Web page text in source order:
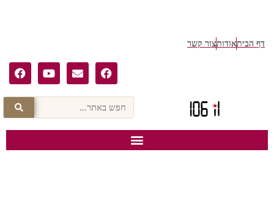
דף הביתאודותצור קשר